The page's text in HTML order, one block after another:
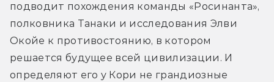
подводит похождения команды «Росинанта»,
полковника Танаки и исследования Элви
Окойе к противостоянию, в котором
решается будущее всей цивилизации. И
определяют его у Кори не грандиозные